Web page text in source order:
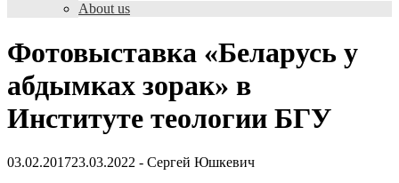
About us
Фотовыставка «Беларусь у
абдымках зорак» в
Институте теологии БГУ
03.02.201723.03.2022 - Сергей Юшкевич